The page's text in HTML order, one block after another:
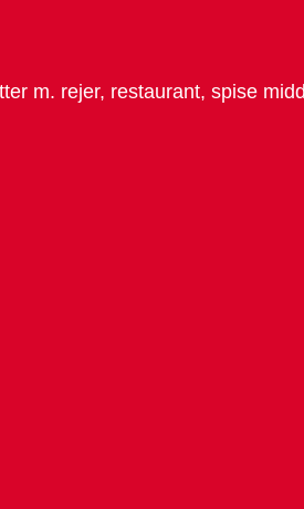
m. rejer, restaurant, spise